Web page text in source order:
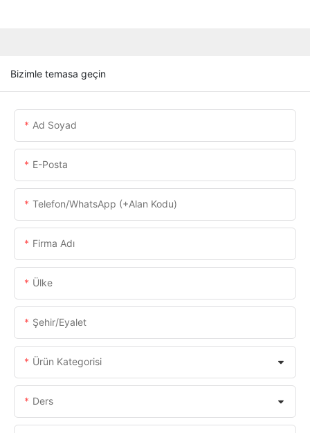
Bizimle temasa geçin
Ad Soyad
E-Posta
Telefon/WhatsApp (+alan Kodu)
Firma Adı
Ülke
Şehir/eyalet
Ürün Kategorisi
Ders